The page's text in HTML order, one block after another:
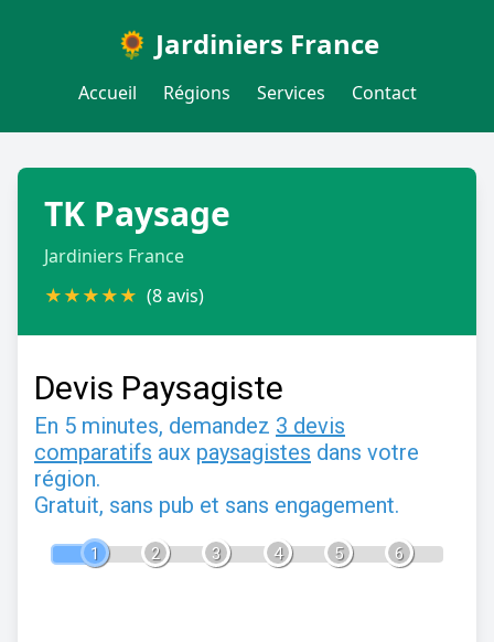
🌻 Jardiniers France
Accueil Régions Services Contact
TK Paysage
Jardiniers France
★★★★★ (8 avis)
Devis Paysagiste
En 5 minutes, demandez 3 devis
comparatifs aux paysagistes dans votre
région.
Gratuit, sans pub et sans engagement.
1 2 3 4 5 6